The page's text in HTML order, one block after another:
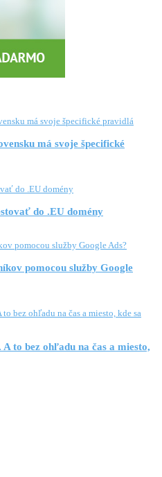
má svoje špecifické
do .EU domény
pomocou služby Google
to bez ohľadu na čas a miesto,